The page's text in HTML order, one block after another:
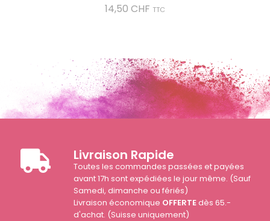
14,50 CHF Prix
TTC
Livraison Rapide
Toutes les commandes passées et payées
avant 17h sont expédiées le jour même. (Sauf
Samedi, dimanche ou fériés)
Livraison économique OFFERTEdès 65.-
d'achat. (Suisse uniquement)